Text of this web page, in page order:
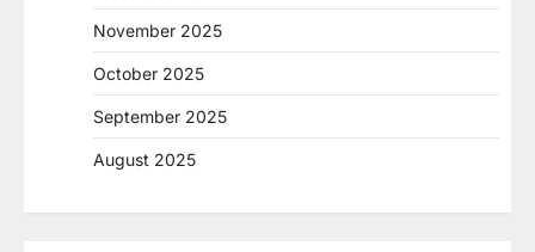
November 2025
October 2025
September 2025
August 2025